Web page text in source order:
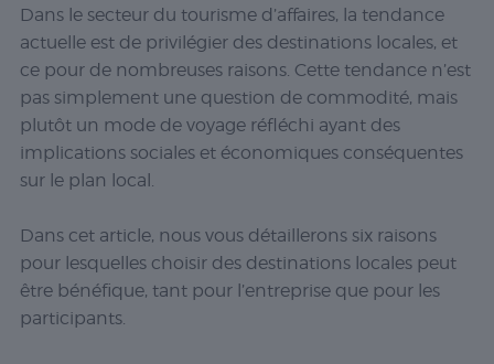
Dans le secteur du tourisme d’affaires, la tendance
actuelle est de privilégier des destinations locales, et
ce pour de nombreuses raisons. Cette tendance n’est
pas simplement une question de commodité, mais
plutôt un mode de voyage réfléchi ayant des
implications sociales et économiques conséquentes
sur le plan local.
Dans cet article, nous vous détaillerons six raisons
pour lesquelles choisir des destinations locales peut
être bénéfique, tant pour l’entreprise que pour les
participants.